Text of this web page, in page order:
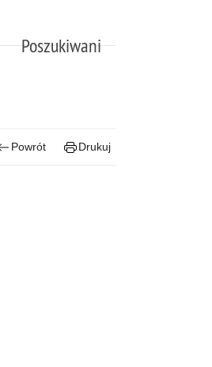
Poszukiwani
Powrót Drukuj